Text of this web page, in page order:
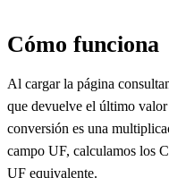
Cómo funciona
Al cargar la página
que devuelve el último
conversión es una
campo UF, calculamos los
UF equivalente.